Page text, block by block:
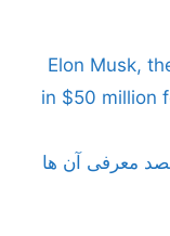
Elon Musk,
in $50 million
معرفی آن ها